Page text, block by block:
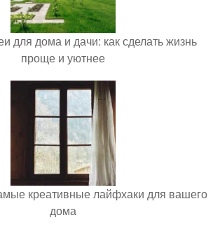
для дома и дачи: как сделать жизнь
проще и уютнее
креативные лайфхаки для вашего
дома